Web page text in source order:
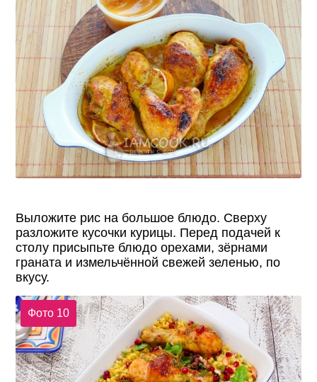
Выложите рис на большое блюдо. Сверху
разложите кусочки курицы. Перед подачей к
столу присыпьте блюдо орехами, зёрнами
граната и измельчённой свежей зеленью, по
вкусу.
Фото 10